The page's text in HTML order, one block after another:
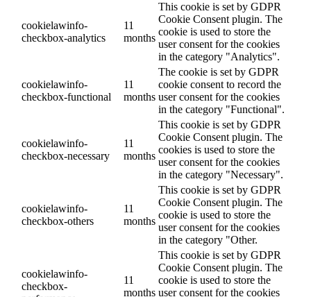
cookielawinfo-
checkbox-analytics
11
months
This cookie is set by GDPR
Cookie Consent plugin. The
cookie is used to store the
user consent for the cookies
in the category "Analytics".
cookielawinfo-
checkbox-functional
11
months
The cookie is set by GDPR
cookie consent to record the
user consent for the cookies
in the category "Functional".
cookielawinfo-
checkbox-necessary
11
months
This cookie is set by GDPR
Cookie Consent plugin. The
cookies is used to store the
user consent for the cookies
in the category "Necessary".
cookielawinfo-
checkbox-others
11
months
This cookie is set by GDPR
Cookie Consent plugin. The
cookie is used to store the
user consent for the cookies
in the category "Other.
cookielawinfo-
checkbox-
11
months
This cookie is set by GDPR
Cookie Consent plugin. The
cookie is used to store the
user consent for the cookies